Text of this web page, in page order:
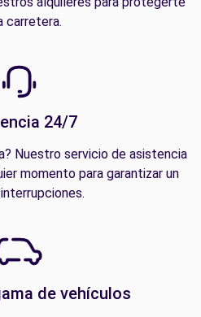
carretera.
24/7
Nuestro servicio de asistencia
momento para garantizar un
de vehículos